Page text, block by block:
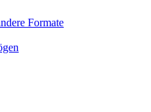
Formate